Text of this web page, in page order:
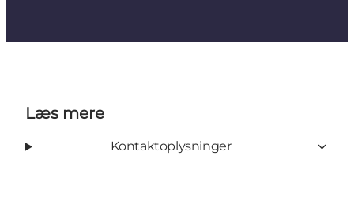
Læs mere
Kontaktoplysninger